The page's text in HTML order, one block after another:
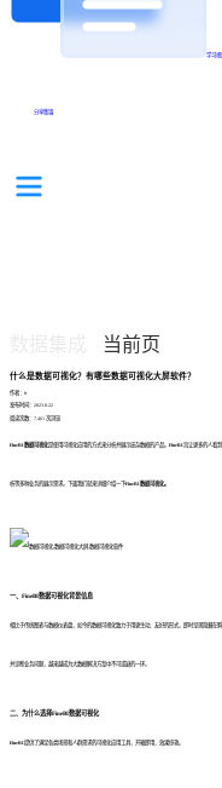
学习视
分享集锦
当前页
什么是数据可视化？有哪些数据可视化大屏软件？
作者：fr
发布时间：2023.8.22
阅读次数：7,461 次浏览
FineBI数据可视化是使用可视化应用的方式来分析并展示庞杂数据的产品。 FineBI旨让更多的人看到
析等多种业务的展示需求。下面我们就来详细介绍一下FineBI数据可视化。
一、 FineBI数据可视化背景信息
相比于传统图表与数据仪表盘，如今的数据可视化致力于用更生动、友好的形式，即时呈现隐藏
并诊断业务问题，越来越成为大数据解决方案中不可或缺的一环。
二、为什么选择FineBI数据可视化
FineBI 提供了满足各类场景和人群需求的可视化应用工具，开箱即用，效果惊艳。